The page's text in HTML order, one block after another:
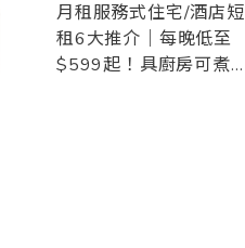
約會/朋友聚會/家庭聚
餐/慶祝必去
月租服務式住宅/酒店短
租6大推介｜每晚低至
$599起！具廚房可煮